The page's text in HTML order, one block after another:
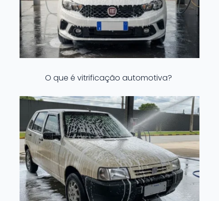
O que é vitrificação automotiva?